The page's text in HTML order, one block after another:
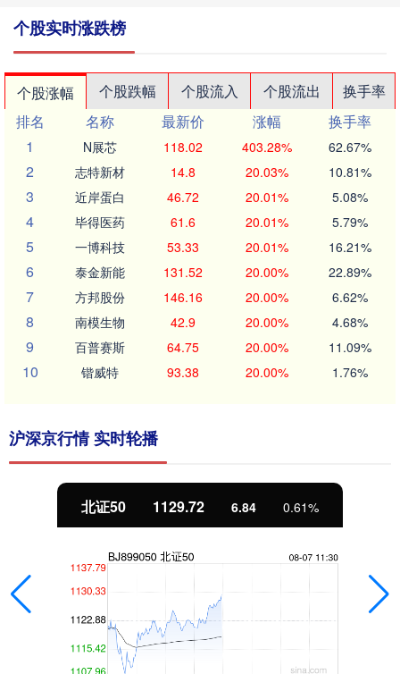
个股实时涨跌榜
个股涨幅 个股跌幅 个股流入 个股流出
换手率
排名
名称 最新价 涨幅
换手率
1
N展芯 118.02 403.28% 62.67%
2 志特新材 14.8 20.03% 10.81%
3 近岸蛋白 46.72 20.01% 5.08%
4 毕得医药 61.6 20.01% 5.79%
5 一博科技 53.33 20.01% 16.21%
6 泰金新能 131.52 20.00% 22.89%
7 方邦股份 146.16 20.00% 6.62%
8 南模生物 42.9 20.00% 4.68%
9 百普赛斯 64.75 20.00% 11.09%
10 锴威特 93.38 20.00% 1.76%
沪深京行情 实时轮播
北证50 1129.72 6.84 0.61%